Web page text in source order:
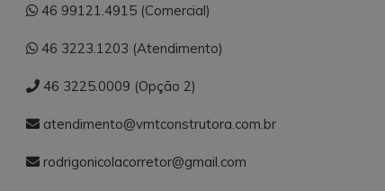
46 99121.4915 (Comercial)
46 3223.1203 (Atendimento)
46 3225.0009 (Opção 2)
atendimento@vmtconstrutora.com.br
rodrigonicolacorretor@gmail.com